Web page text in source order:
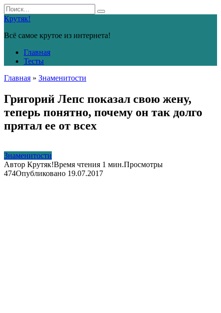
Перейти
к
контенту
Search
for:
Крутяк!
Всё самое крутое из интернета!
Главная
Тесты
Главная » Знаменитости
Григорий Лепс показал свою жену,
теперь понятно, почему он так долго
прятал ее от всех
Знаменитости
Автор Крутяк!Время чтения 1 мин.Просмотры
474Опубликовано 19.07.2017